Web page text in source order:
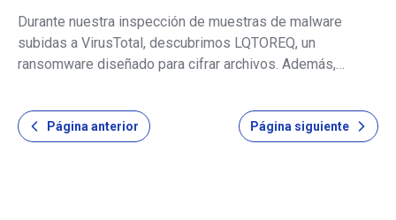
Durante nuestra inspección de muestras de malware
subidas a VirusTotal, descubrimos LQTOREQ, un
ransomware diseñado para cifrar archivos. Además,
Por ejemplo, renombra «1.jpg» a «1.jpg.lqtoreq», «2.png» a
«2.png.lqtoreq», etc. Adicionalmente, es
Página anterior Página siguiente